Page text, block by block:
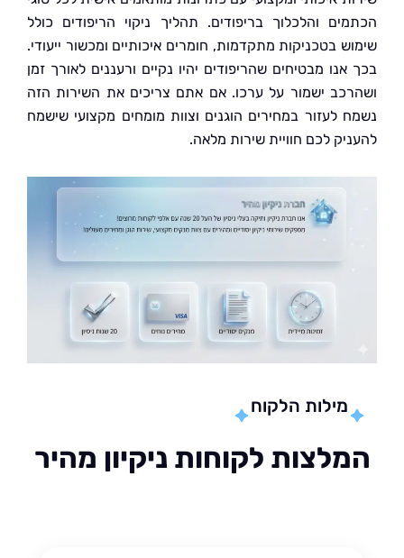
והלכלוך בריפודים. תהליך ניקוי הריפודים כולל
בטכניקות מתקדמות, חומרים איכותיים ומכשור ייעודי.
מבטיחים שהריפודים יהיו נקיים ורעננים לאורך זמן
ישמור על ערכו. אם אתם צריכים את השירות הזה
לעזור במחירים הוגנים וצוות מומחים מקצועי שישמח
לכם חוויית שירות מלאה.
מילות הלקוח
לקוחות ניקיון מהיר